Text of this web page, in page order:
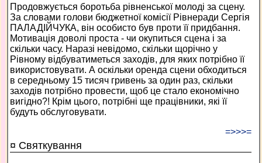
Продовжується боротьба рівненської молоді за сцену.
За словами голови бюджетної комісії Рівнеради Сергія
ПАЛАДІЙЧУКА, він особисто був проти її придбання.
Мотивація доволі проста - чи окупиться сцена і за
скільки часу. Наразі невідомо, скільки щорічно у
Рівному відбуватиметься заходів, для яких потрібно її
використовувати. А оскільки оренда сцени обходиться
в середньому 15 тисяч гривень за один раз, скільки
заходів потрібно провести, щоб це стало економічно
вигідно?! Крім цього, потрібні ще працівники, які її
будуть обслуговувати.
=>>>=
¤ Святкування